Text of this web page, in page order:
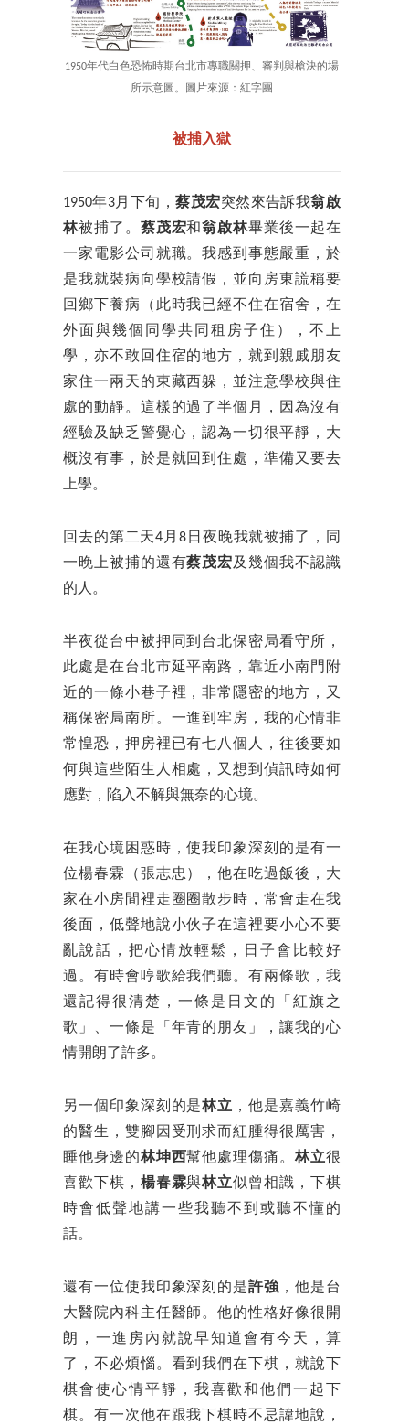
1950年代白色恐怖時期台北市專職關押、審判與槍決的場
所示意圖。圖片來源：紅字團
被捕入獄
1950年3月下旬，蔡茂宏突然來告訴我翁啟
林被捕了。 蔡茂宏和翁啟林畢業後一起在
一家電影公司就職。我感到事態嚴重，於
是我就裝病向學校請假，並向房東謊稱要
回鄉下養病（此時我已經不住在宿舍，在
外面與幾個同學共同租房子住），不上
學，亦不敢回住宿的地方，就到親戚朋友
家住一兩天的東藏西躲，並注意學校與住
處的動靜。這樣的過了半個月，因為沒有
經驗及缺乏警覺心，認為一切很平靜，大
概沒有事，於是就回到住處，準備又要去
上學。
回去的第二天4月8日夜晚我就被捕了，同
一晚上被捕的還有蔡茂宏及幾個我不認識
的人。
半夜從台中被押同到台北保密局看守所，
此處是在台北市延平南路，靠近小南門附
近的一條小巷子裡，非常隱密的地方，又
稱保密局南所。一進到牢房，我的心情非
常惶恐，押房裡已有七八個人，往後要如
何與這些陌生人相處，又想到偵訊時如何
應對，陷入不解與無奈的心境。
在我心境困惑時，使我印象深刻的是有一
位楊春霖（張志忠），他在吃過飯後，大
家在小房間裡走圈圈散步時，常會走在我
後面，低聲地說小伙子在這裡要小心不要
亂說話，把心情放輕鬆，日子會比較好
過。有時會哼歌給我們聽。有兩條歌，我
還記得很清楚，一條是日文的「紅旗之
歌」、一條是「年青的朋友」，讓我的心
情開朗了許多。
另一個印象深刻的是林立 ，他是嘉義竹崎
的醫生，雙腳因受刑求而紅腫得很厲害，
睡他身邊的林坤西幫他處理傷痛。 林立很
喜歡下棋， 楊春霖與林立似曾相識，下棋
時會低聲地講一些我聽不到或聽不懂的
話。
還有一位使我印象深刻的是許強 ，他是台
大醫院內科主任醫師。他的性格好像很開
朗，一進房內就說早知道會有今天，算
了，不必煩惱。看到我們在下棋，就說下
棋會使心情平靜，我喜歡和他們一起下
棋。有一次他在跟我下棋時不忌諱地說，